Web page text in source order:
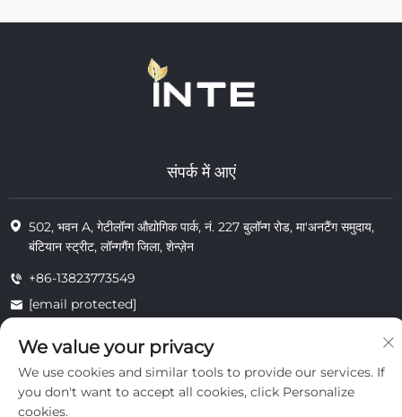
संपर्क में आएं
502, भवन A, गेटीलॉन्ग औद्योगिक पार्क, नं. 227 बुलॉन्ग रोड, मा'अनटैंग समुदाय,
बंटियान स्ट्रीट, लॉन्गगैंग जिला, शेन्ज़ेन
+86-13823773549
[email protected]
© 2025 इंटे कॉस्मेटिक्स (शेन्ज़ेन) कंपनी लिमिटेड के सभी अधिकार सुरक्षित
निजता
We value your privacy
We use cookies and similar tools to provide our services. If
you don't want to accept all cookies, click Personalize
cookies.